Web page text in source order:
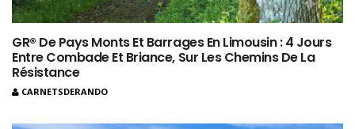
GR® De Pays Monts Et Barrages En Limousin : 4 Jours
Entre Combade Et Briance, Sur Les Chemins De La
Résistance
CARNETSDERANDO